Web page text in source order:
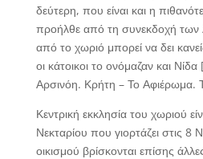
δεύτερη, που είναι και η
προήλθε από τη συνεκδοχή των
από το χωριό μπορεί να δει
οι κάτοικοι το ονόμαζαν και
Αρσινόη. Κρήτη – Το Αφιέρωμα.
Κεντρική εκκλησία του χωριού
Νεκταρίου που γιορτάζει στις 8
οικισμού βρίσκονται επίσης